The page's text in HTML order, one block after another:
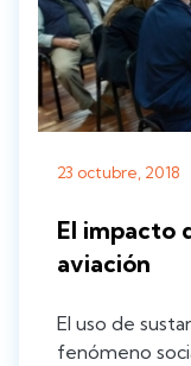
23 octubre, 2018
El impacto
aviación
El uso de
fenómeno